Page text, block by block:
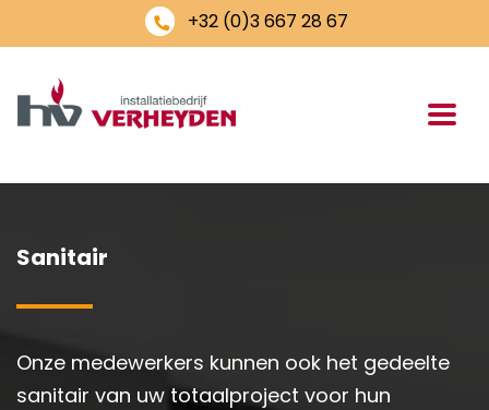
+32 (0)3 667 28 67
Sanitair
Onze medewerkers kunnen ook het gedeelte
sanitair van uw totaalproject voor hun